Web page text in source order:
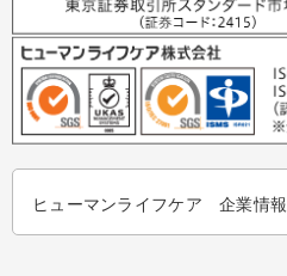
ヒューマンライフケア 企業情報